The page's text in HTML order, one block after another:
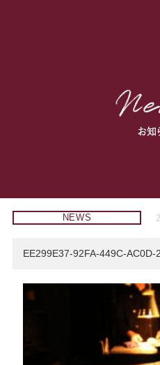
お知
NEWS
EE299E37-92FA-449C-AC0D-